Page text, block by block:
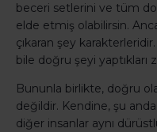
beceri setlerini ve tüm
elde etmiş olabilirsin.
çıkaran şey
bile doğru şeyi yaptıkları
Bununla birlikte, doğru
değildir. Kendine, şu
diğer insanlar aynı